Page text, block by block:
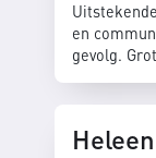
en
gevolg.